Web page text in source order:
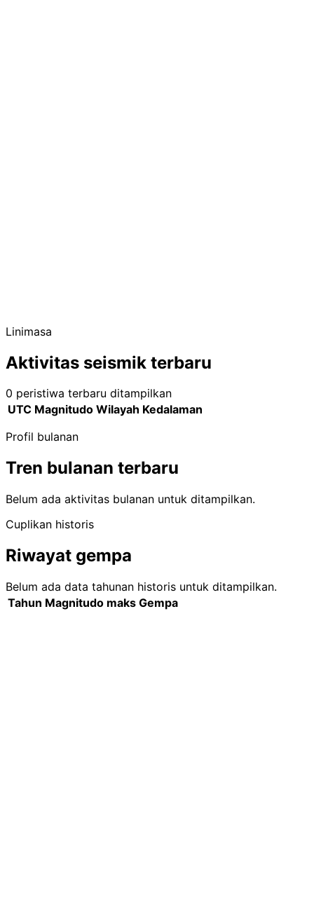
Linimasa
Aktivitas seismik terbaru
0 peristiwa terbaru ditampilkan
UTC Magnitudo Wilayah Kedalaman
Profil bulanan
Tren bulanan terbaru
Belum ada aktivitas bulanan untuk ditampilkan.
Cuplikan historis
Riwayat gempa
Belum ada data tahunan historis untuk ditampilkan.
Tahun Magnitudo maks Gempa